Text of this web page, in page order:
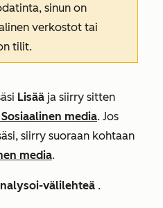
sinun on
verkostot tai
tilit.
Lisää ja siirry sitten
Sosiaalinen media. Jos
siirry suoraan kohtaan
media.
välilehteä .